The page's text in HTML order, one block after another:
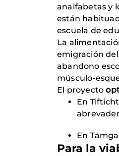
analfabetas y
están
escuela de
La
emigración
abandono
músculo-
El proyecto
En
En
Para la